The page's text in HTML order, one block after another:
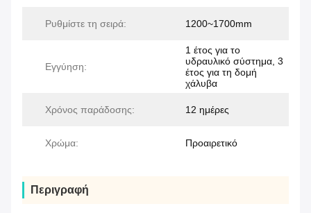
Ρυθμίστε τη σειρά: 1200~1700mm
Εγγύηση:
1 έτος για το
υδραυλικό σύστημα, 3
έτος για τη δομή
χάλυβα
Χρόνος παράδοσης: 12 ημέρες
Χρώμα: Προαιρετικό
Περιγραφή